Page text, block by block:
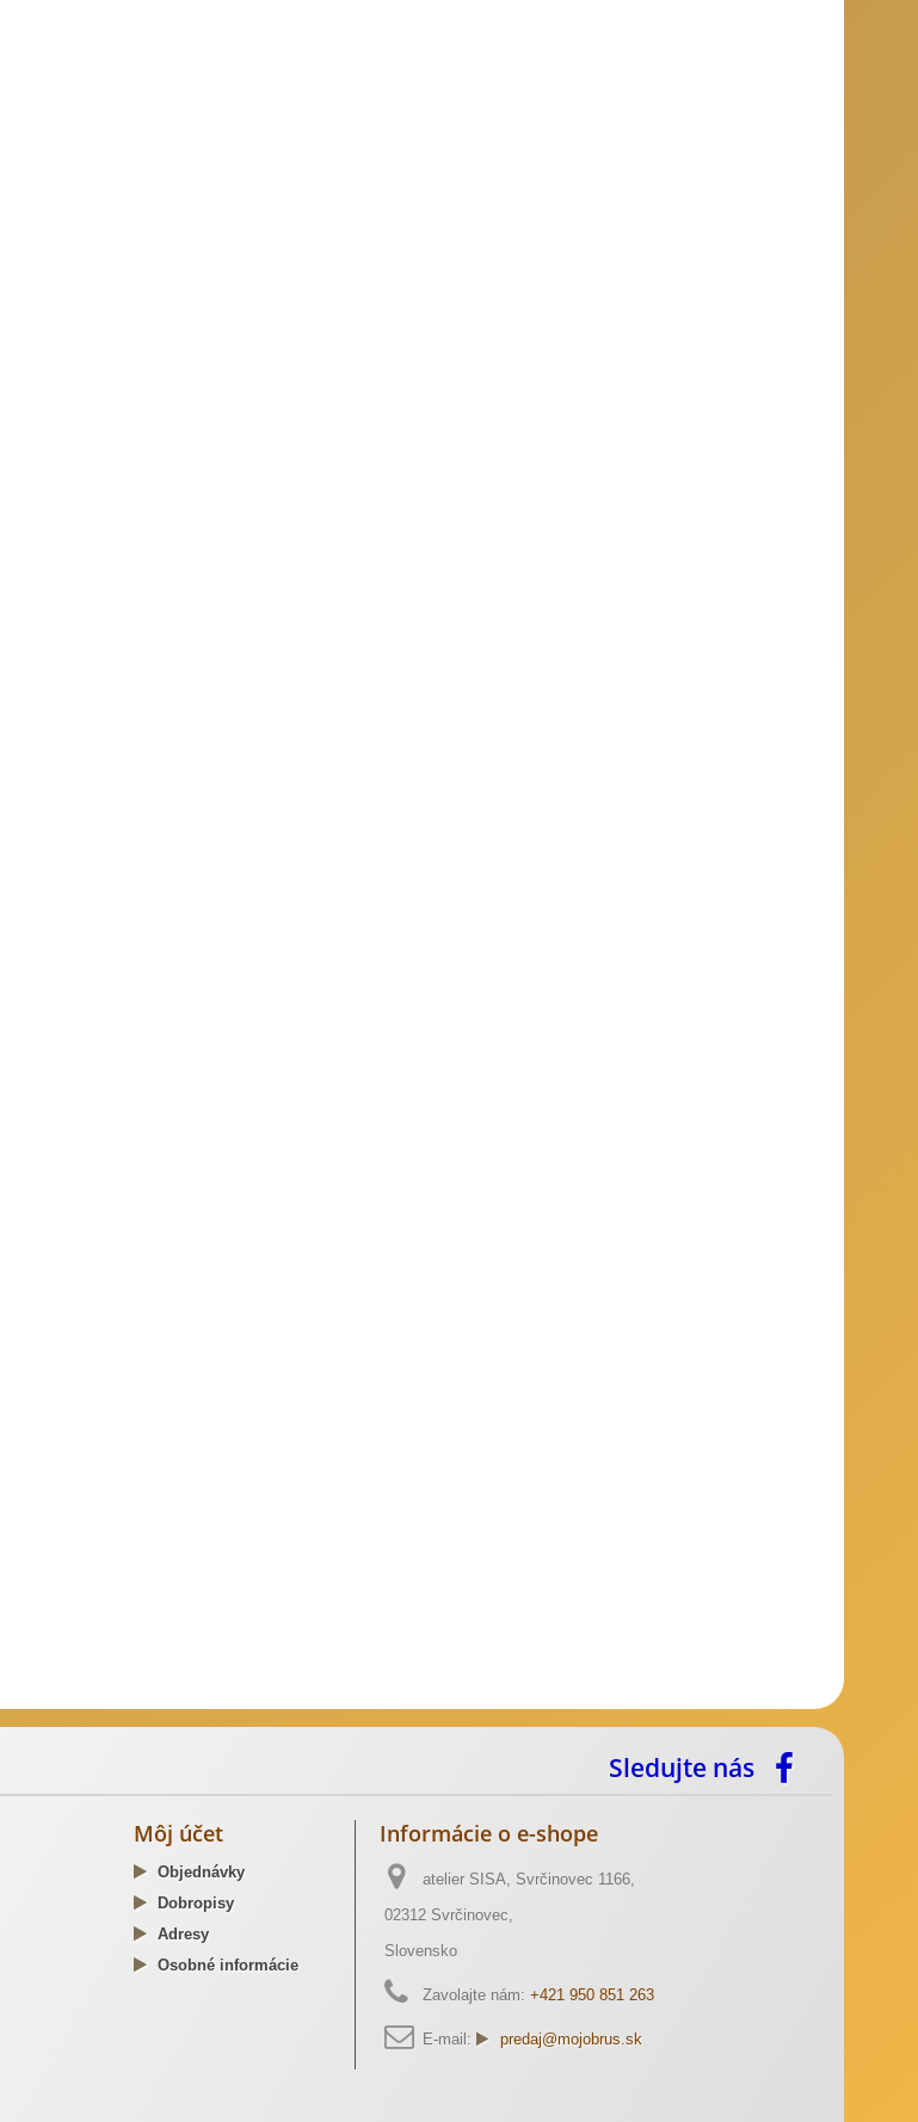
Sledujte nás
Môj účet
Objednávky
Dobropisy
Adresy
Osobné informácie
Informácie o e-shope
atelier SISA, Svrčinovec 1166,
02312 Svrčinovec,
Slovensko
Zavolajte nám: +421 950 851 263
E-mail: predaj@mojobrus.sk